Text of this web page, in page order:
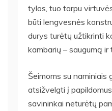
tylos, tuo tarpu
būti lengvesnės
durys turėtų užtikrinti
kambarių – saugumą
Šeimoms su
atsižvelgti į
savininkai neturėtų